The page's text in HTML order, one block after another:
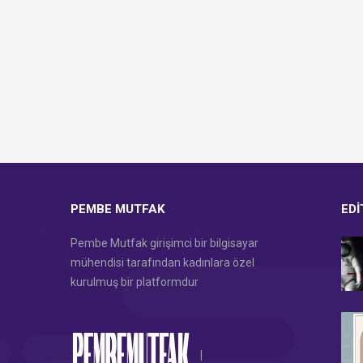
PEMBE MUTFAK
Pembe Mutfak girişimci bir bilgisayar
mühendisi tarafından kadınlara özel
kurulmuş bir platformdur
|